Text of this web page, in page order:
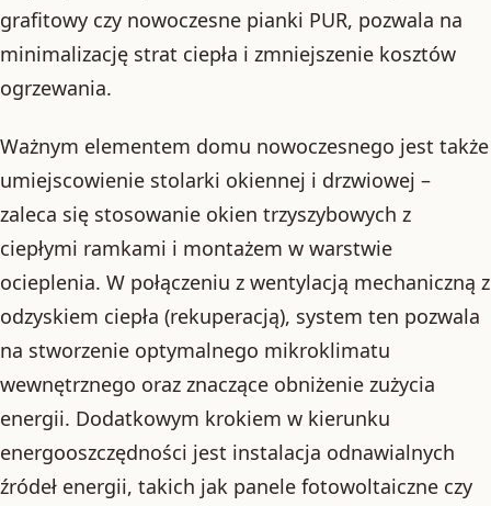
grafitowy czy nowoczesne pianki PUR, pozwala na
minimalizację strat ciepła i zmniejszenie kosztów
ogrzewania.
Ważnym elementem domu nowoczesnego jest także
umiejscowienie stolarki okiennej i drzwiowej –
zaleca się stosowanie okien trzyszybowych z
ciepłymi ramkami i montażem w warstwie
ocieplenia. W połączeniu z wentylacją mechaniczną z
odzyskiem ciepła (rekuperacją), system ten pozwala
na stworzenie optymalnego mikroklimatu
wewnętrznego oraz znaczące obniżenie zużycia
energii. Dodatkowym krokiem w kierunku
energooszczędności jest instalacja odnawialnych
źródeł energii, takich jak panele fotowoltaiczne czy